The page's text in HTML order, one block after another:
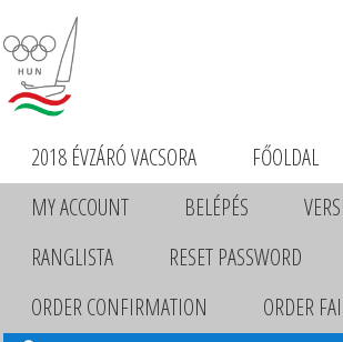
2018 ÉVZÁRÓ VACSORA FŐOLDAL
MY ACCOUNT
BELÉPÉS
RANGLISTA
RESET PASSWORD
ORDER CONFIRMATION
ORDER